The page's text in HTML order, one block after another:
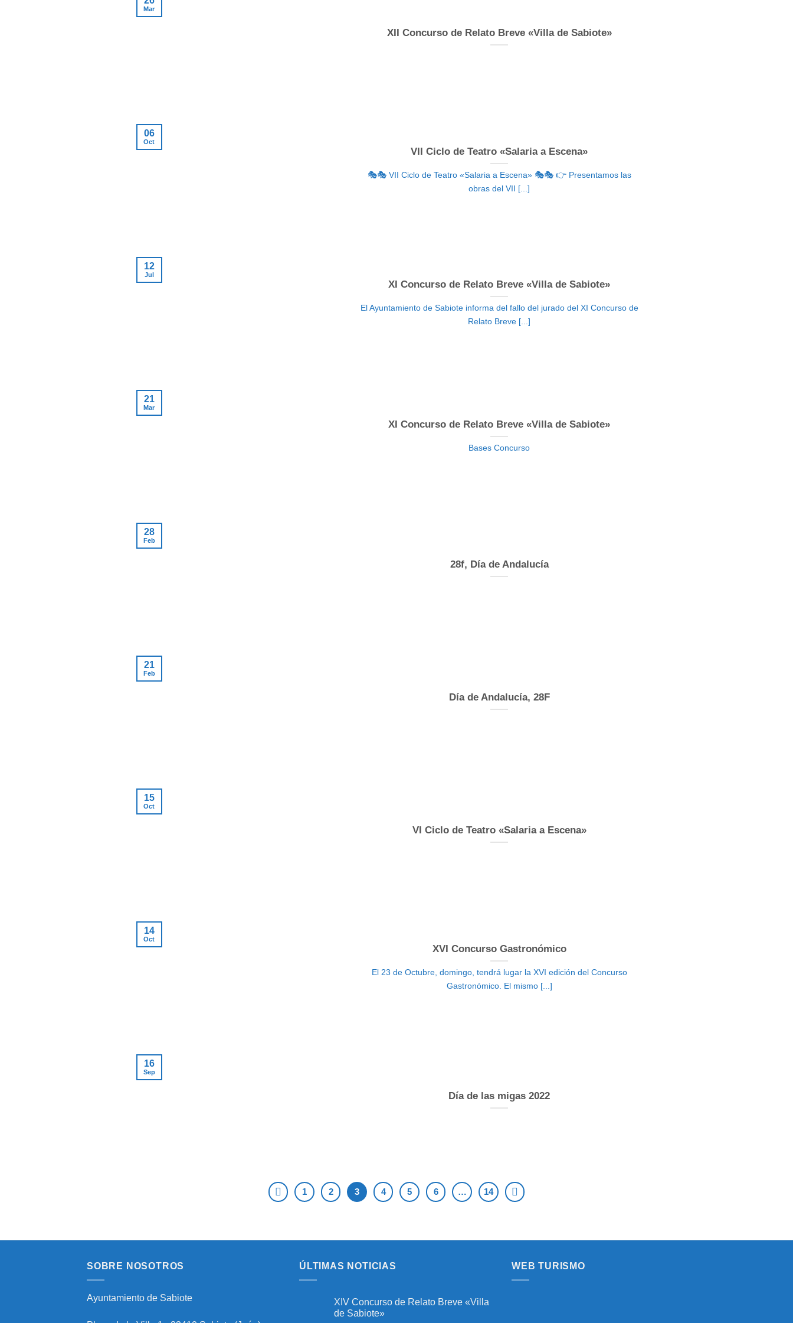
XII Concurso de Relato Breve «Villa de Sabiote»
Mar
VII Ciclo de Teatro «Salaria a Escena»
🎭🎭 VII Ciclo de Teatro «Salaria a Escena» 🎭🎭 👉 Presentamos las
obras del VII [...]
06
Oct
XI Concurso de Relato Breve «Villa de Sabiote»
El Ayuntamiento de Sabiote informa del fallo del jurado del XI Concurso de
Relato Breve [...]
12
Jul
XI Concurso de Relato Breve «Villa de Sabiote»
Bases Concurso
21
Mar
28f, Día de Andalucía
28
Feb
Día de Andalucía, 28F
21
Feb
VI Ciclo de Teatro «Salaria a Escena»
15
Oct
XVI Concurso Gastronómico
El 23 de Octubre, domingo, tendrá lugar la XVI edición del Concurso
Gastronómico. El mismo [...]
14
Oct
Día de las migas 2022
16
Sep
1 2 3 4 5 6 … 14
SOBRE NOSOTROS
Ayuntamiento de Sabiote
ÚLTIMAS NOTICIAS
XIV Concurso de Relato Breve «Villa
de Sabiote»
WEB TURISMO